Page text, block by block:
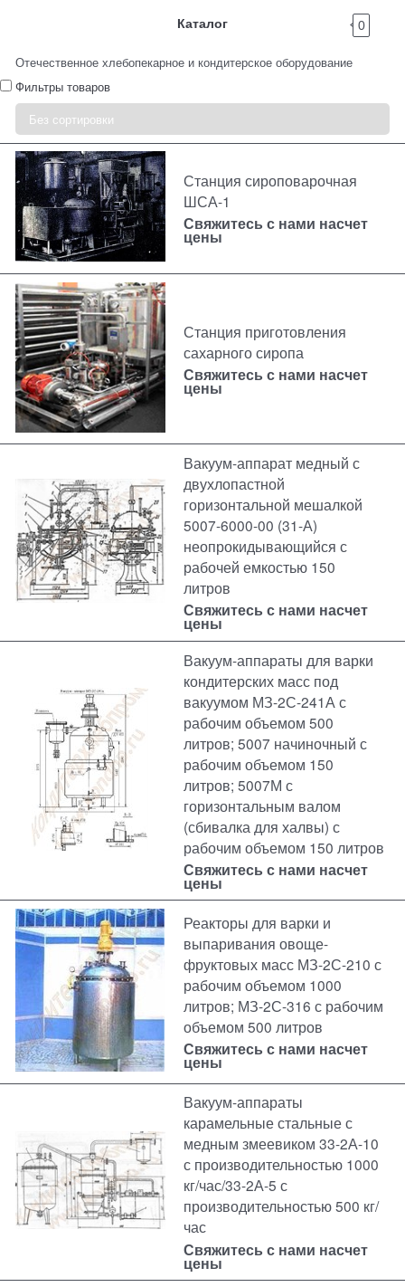
Каталог 0
Отечественное хлебопекарное и кондитерское оборудование
Фильтры товаров
Станция сироповарочная
ШСА-1
Свяжитесь с нами насчет
цены
Станция приготовления
сахарного сиропа
Свяжитесь с нами насчет
цены
Вакуум-аппарат медный с
двухлопастной
горизонтальной мешалкой
5007-6000-00 (31-А)
неопрокидывающийся с
рабочей емкостью 150
литров
Свяжитесь с нами насчет
цены
Вакуум-аппараты для варки
кондитерских масс под
вакуумом МЗ-2С-241А с
рабочим объемом 500
литров; 5007 начиночный с
рабочим объемом 150
литров; 5007М с
горизонтальным валом
(сбивалка для халвы) с
рабочим объемом 150 литров
Свяжитесь с нами насчет
цены
Реакторы для варки и
выпаривания овоще-
фруктовых масс МЗ-2С-210 с
рабочим объемом 1000
литров; МЗ-2С-316 с рабочим
объемом 500 литров
Свяжитесь с нами насчет
цены
Вакуум-аппараты
карамельные стальные с
медным змеевиком 33-2А-10
с производительностью 1000
кг/час/33-2А-5 с
производительностью 500 кг/
час
Свяжитесь с нами насчет
цены